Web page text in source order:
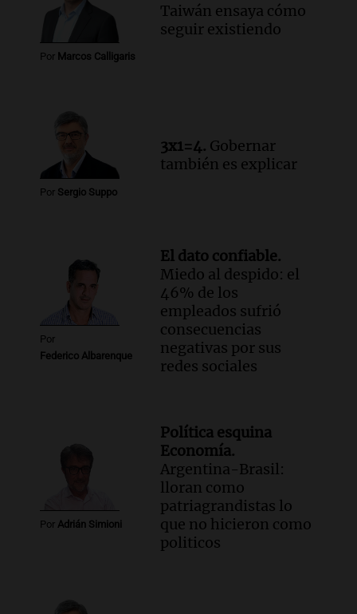
Panorama Federal
Audio.Críticas a autoridades por cierre
Panorama Federal
Episodios
Por Marcos Calligaris
Taiwán ensaya cómo
seguir existiendo
Por Sergio Suppo
3x1=4. Gobernar
también es explicar
Por
Federico Albarenque
El dato confiable.
Miedo al despido: el
46% de los
empleados sufrió
consecuencias
negativas por sus
redes sociales
Por Adrián Simioni
Política esquina
Economía.
Argentina-Brasil:
lloran como
patriagrandistas lo
que no hicieron como
politicos